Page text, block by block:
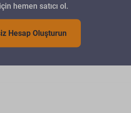
hemen satıcı ol.
Hesap Oluşturun